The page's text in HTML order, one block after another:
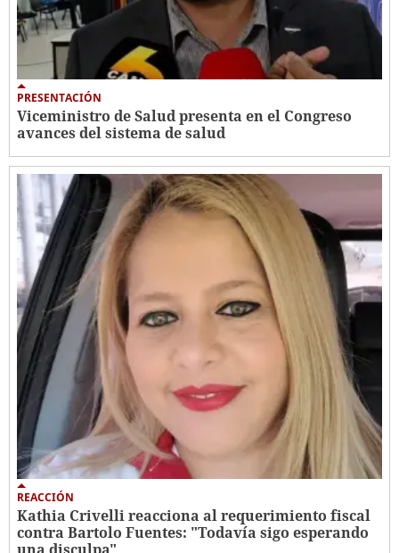
PRESENTACIÓN
Viceministro de Salud presenta en el Congreso
avances del sistema de salud
REACCIÓN
Kathia Crivelli reacciona al requerimiento fiscal
contra Bartolo Fuentes: "Todavía sigo esperando
una disculpa"